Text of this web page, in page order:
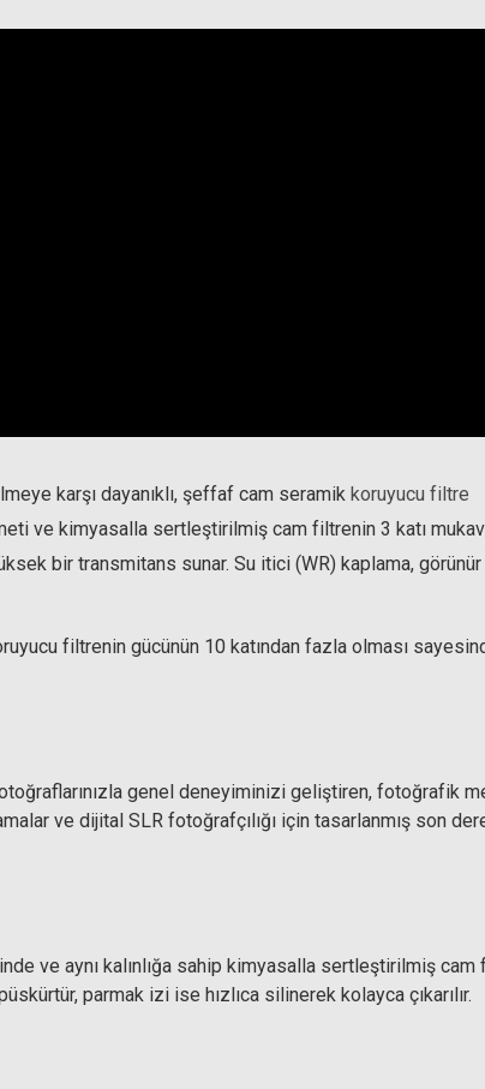
karşı dayanıklı, şeffaf cam seramik koruyucu filtre
ve kimyasalla sertleştirilmiş cam filtrenin 3 katı
bir transmitans sunar. Su itici (WR) kaplama, görünür
filtrenin gücünün 10 katından fazla olması
genel deneyiminizi geliştiren, fotoğrafik
ve dijital SLR fotoğrafçılığı için tasarlanmış son
ve aynı kalınlığa sahip kimyasalla sertleştirilmiş
parmak izi ise hızlıca silinerek kolayca çıkarılır.